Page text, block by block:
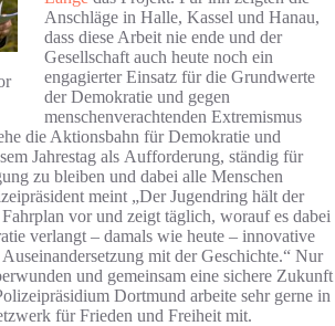
Anschläge in Halle, Kassel und Hanau,
dass diese Arbeit nie ende und der
Gesellschaft auch heute noch ein
engagierter Einsatz für die Grundwerte
der Demokratie und gegen
menschenverachtenden Extremismus
die Aktionsbahn für Demokratie und
Jahrestag als Aufforderung, ständig für
zu bleiben und dabei alle Menschen
meint „Der Jugendring hält der
vor und zeigt täglich, worauf es dabei
verlangt – damals wie heute – innovative
mit der Geschichte.“ Nur
und gemeinsam eine sichere Zukunft
Dortmund arbeite sehr gerne in
für Frieden und Freiheit mit.